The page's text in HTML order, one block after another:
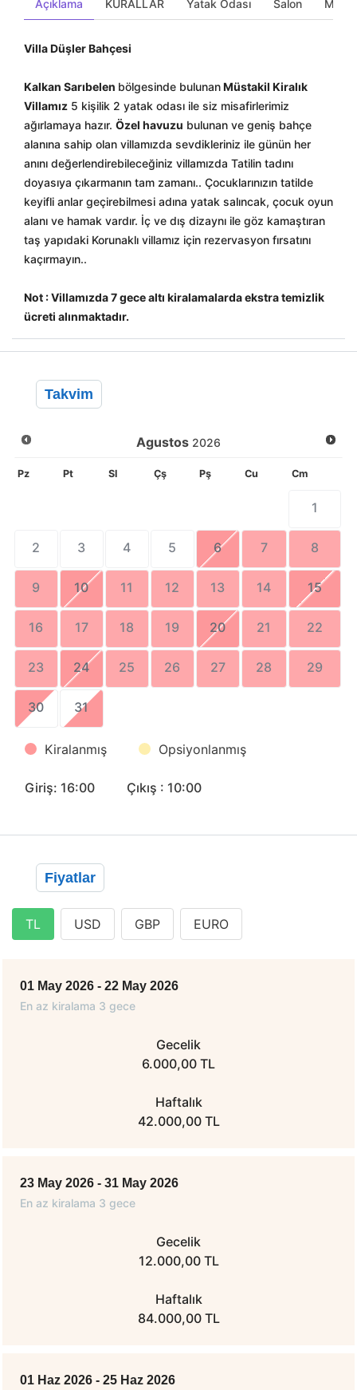
Açıklama KURALLAR Yatak Odası Salon
Villa Düşler Bahçesi
Kalkan Sarıbelen bölgesinde bulunanMüstakil Kiralık
Villamız 5 kişilik 2 yatak odası ile siz misafirlerimiz
ağırlamaya hazır. Özel havuzu bulunan ve geniş bahçe
alanına sahip olan villamızda sevdikleriniz ile günün her
anını değerlendirebileceğiniz villamızda Tatilin tadını
doyasıya çıkarmanın tam zamanı.. Çocuklarınızın tatilde
keyifli anlar geçirebilmesi adına yatak salıncak, çocuk oyun
alanı ve hamak vardır. İç ve dış dizaynı ile göz kamaştıran
taş yapıdaki Korunaklı villamız için rezervasyon fırsatını
kaçırmayın..
Not : Villamızda 7 gece altı kiralamalarda ekstra temizlik
ücreti alınmaktadır.
Takvim
Agustos 2026
Pz Pt Sl Çş Pş Cu Cm
1
2 3 4 5 6 7 8
9 10 11 12 13 14 15
16 17 18 19 20 21 22
23 24 25 26 27 28 29
30 31
Kiralanmış Opsiyonlanmış
Giriş: 16:00 Çıkış : 10:00
Fiyatlar
TL USD GBP EURO
01 May 2026 - 22 May 2026
En az kiralama 3 gece
Gecelik
6.000,00 TL
Haftalık
42.000,00 TL
23 May 2026 - 31 May 2026
En az kiralama 3 gece
Gecelik
12.000,00 TL
Haftalık
84.000,00 TL
01 Haz 2026 - 25 Haz 2026